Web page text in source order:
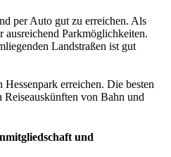
per Auto gut zu erreichen. Als
ausreichend Parkmöglichkeiten.
Landstraßen ist gut
erreichen. Die besten
von Bahn und
und